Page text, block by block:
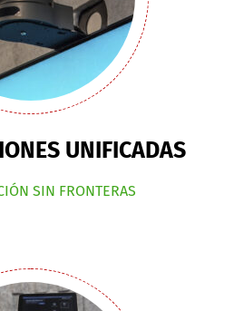
UNIFICADAS
SIN FRONTERAS